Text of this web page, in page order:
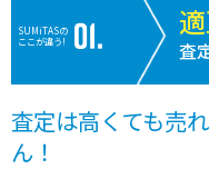
SUMiTASの
ここが違う!
査
査定は高くても売
ん！